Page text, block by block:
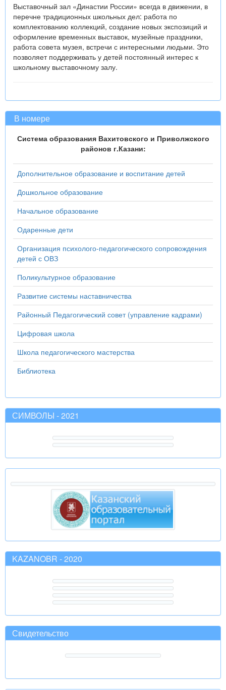
Выставочный зал «Династии России» всегда в движении, в
перечне традиционных школьных дел: работа по
комплектованию коллекций, создание новых экспозиций и
оформление временных выставок, музейные праздники,
работа совета музея, встречи с интересными людьми. Это
позволяет поддерживать у детей постоянный интерес к
школьному выставочному залу.
В номере
Система образования Вахитовского и Приволжского
районов г.Казани:
Дополнительное образование и воспитание детей
Дошкольное образование
Начальное образование
Одаренные дети
Организация психолого-педагогического сопровождения
детей с ОВЗ
Поликультурное образование
Развитие системы наставничества
Районный Педагогический совет (управление кадрами)
Цифровая школа
Школа педагогического мастерства
Библиотека
СИМВОЛЫ - 2021
KAZANOBR - 2020
Свидетельство